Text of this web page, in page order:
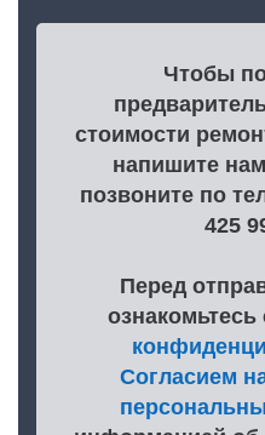
Чтобы
стоимости
напишите
позвоните по
425
Перед
ознакомьтесь
Согласием